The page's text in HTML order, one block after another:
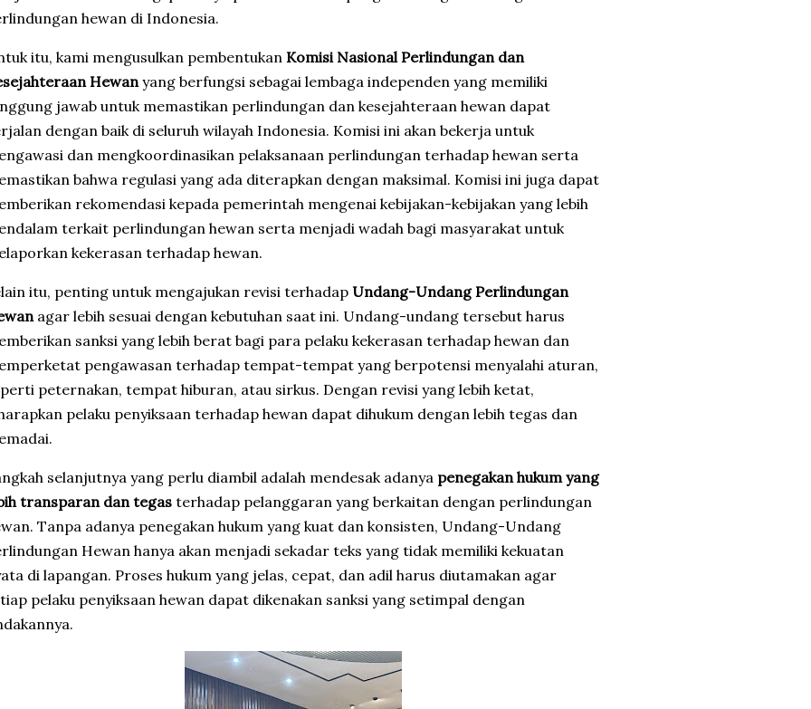
hewan di Indonesia.
itu, kami mengusulkan pembentukan Komisi Nasional Perlindungan dan
Hewanyang berfungsi sebagai lembaga independen yang memiliki
jawab untuk memastikan perlindungan dan kesejahteraan hewan dapat
dengan baik di seluruh wilayah Indonesia. Komisi ini akan bekerja untuk
dan mengkoordinasikan pelaksanaan perlindungan terhadap hewan serta
bahwa regulasi yang ada diterapkan dengan maksimal. Komisi ini juga dapat
rekomendasi kepada pemerintah mengenai kebijakan-kebijakan yang lebih
terkait perlindungan hewan serta menjadi wadah bagi masyarakat untuk
kekerasan terhadap hewan.
itu, penting untuk mengajukan revisi terhadap Undang-Undang Perlindungan
agar lebih sesuai dengan kebutuhan saat ini. Undang-undang tersebut harus
sanksi yang lebih berat bagi para pelaku kekerasan terhadap hewan dan
pengawasan terhadap tempat-tempat yang berpotensi menyalahi aturan,
peternakan, tempat hiburan, atau sirkus. Dengan revisi yang lebih ketat,
pelaku penyiksaan terhadap hewan dapat dihukum dengan lebih tegas dan
selanjutnya yang perlu diambil adalah mendesak adanya penegakan hukum yang
transparan dan tegas terhadap pelanggaran yang berkaitan dengan perlindungan
Tanpa adanya penegakan hukum yang kuat dan konsisten, Undang-Undang
Hewan hanya akan menjadi sekadar teks yang tidak memiliki kekuatan
di lapangan. Proses hukum yang jelas, cepat, dan adil harus diutamakan agar
pelaku penyiksaan hewan dapat dikenakan sanksi yang setimpal dengan